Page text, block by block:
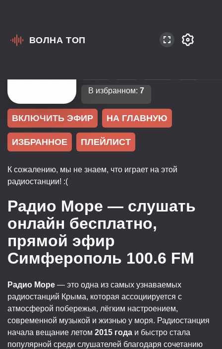
ВОЛНА ТОП
Симферополь
В избранном: 7
ВКЛЮЧИТЬ ЭФИР НА ГЛАВНУЮ
ИЗБРАННОЕ ПЛЕЙЛИСТ
К сожалению, мы не знаем, что играет на этой
радиостанции! :(
Радио Море — слушать
онлайн бесплатно,
прямой эфир
Симферополь 100.6 FM
Радио Море — это одна из самых узнаваемых
радиостанций Крыма, которая ассоциируется с
атмосферой побережья, лёгким настроением,
современной музыкой и жизнью у моря. Радиостанция
начала вещание летом 2015 года и быстро стала
популярной среди слушателей благодаря сочетанию